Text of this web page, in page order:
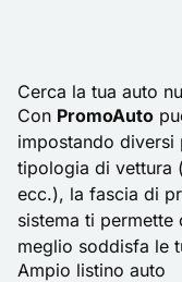
Cerca la tua auto
Con PromoAuto
impostando diversi
tipologia di vettura
ecc.), la fascia di
sistema ti
meglio soddisfa le
Ampio listino auto